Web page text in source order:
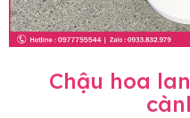
Chậu hoa